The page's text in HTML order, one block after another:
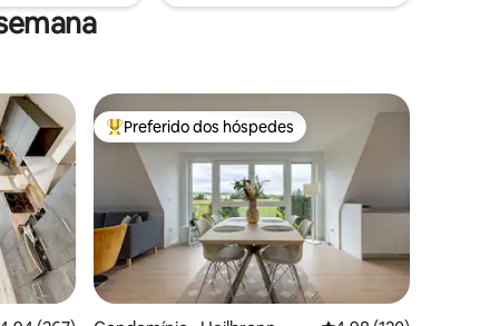
Entre os melhores preferidos dos hóspedes
Preferido dos hóspedes